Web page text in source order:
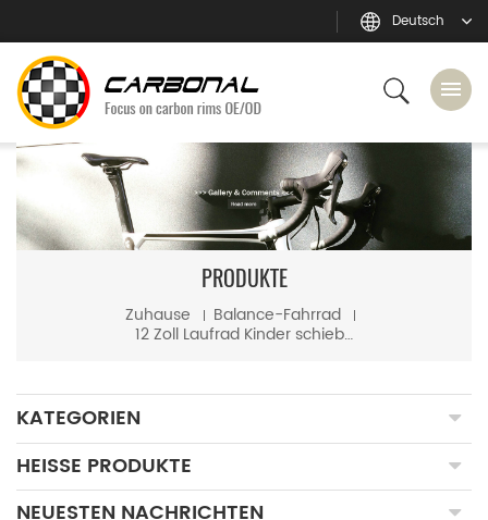
Deutsch
PRODUKTE
Zuhause Balance-Fahrrad
12 Zoll Laufrad Kinder schieben Laufräder aus Carbon
KATEGORIEN
HEISSE PRODUKTE
NEUESTEN NACHRICHTEN